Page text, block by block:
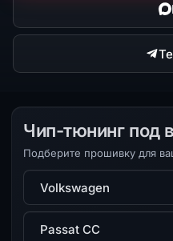
Чип-тюнинг под
Подберите прошивку для
Марка
Модель